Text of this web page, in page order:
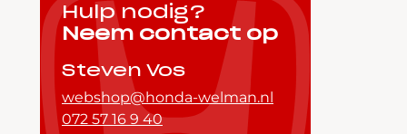
Contact
Hulp nodig?
Neem contact op
Steven Vos
webshop@honda-welman.nl
072 57 16 9 40